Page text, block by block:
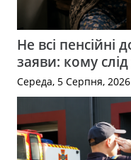
Не всі
заяви: кому
Середа, 5 Серпня, 2026